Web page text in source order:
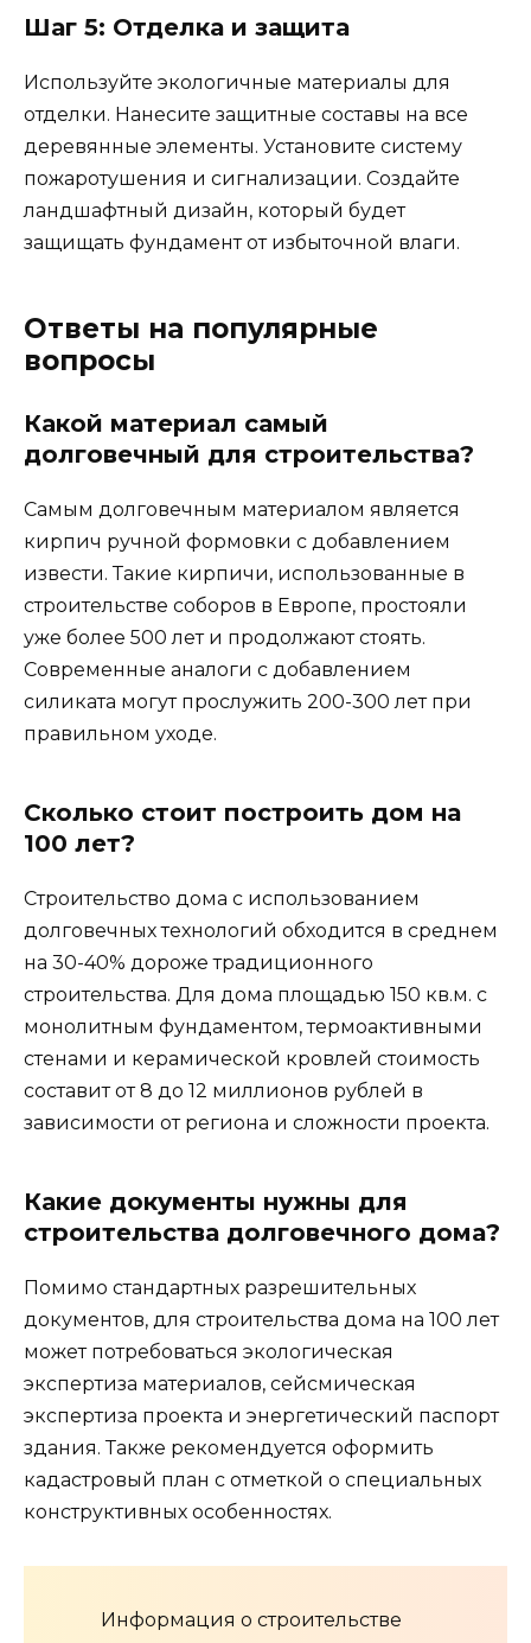
Шаг 5: Отделка и защита
Используйте экологичные материалы для
отделки. Нанесите защитные составы на все
деревянные элементы. Установите систему
пожаротушения и сигнализации. Создайте
ландшафтный дизайн, который будет
защищать фундамент от избыточной влаги.
Ответы на популярные
вопросы
Какой материал самый
долговечный для строительства?
Самым долговечным материалом является
кирпич ручной формовки с добавлением
извести. Такие кирпичи, использованные в
строительстве соборов в Европе, простояли
уже более 500 лет и продолжают стоять.
Современные аналоги с добавлением
силиката могут прослужить 200-300 лет при
правильном уходе.
Сколько стоит построить дом на
100 лет?
Строительство дома с использованием
долговечных технологий обходится в среднем
на 30-40% дороже традиционного
строительства. Для дома площадью 150 кв.м. с
монолитным фундаментом, термоактивными
стенами и керамической кровлей стоимость
составит от 8 до 12 миллионов рублей в
зависимости от региона и сложности проекта.
Какие документы нужны для
строительства долговечного дома?
Помимо стандартных разрешительных
документов, для строительства дома на 100 лет
может потребоваться экологическая
экспертиза материалов, сейсмическая
экспертиза проекта и энергетический паспорт
здания. Также рекомендуется оформить
кадастровый план с отметкой о специальных
конструктивных особенностях.
Информация о строительстве